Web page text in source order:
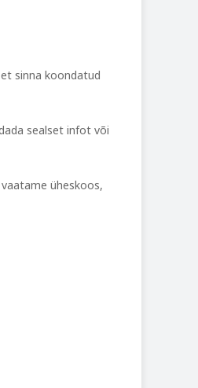
sinna koondatud
sealset infot või
üheskoos,